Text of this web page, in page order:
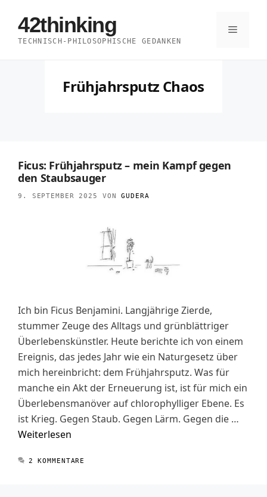
Inhalt
springen
42thinking
TECHNISCH-PHILOSOPHISCHE GEDANKEN
Menü
Frühjahrsputz Chaos
Ficus: Frühjahrsputz – mein Kampf gegen
den Staubsauger
9. SEPTEMBER 2025 VONGUDERA
Ich bin Ficus Benjamini. Langjährige Zierde,
stummer Zeuge des Alltags und grünblättriger
Überlebenskünstler. Heute berichte ich von einem
Ereignis, das jedes Jahr wie ein Naturgesetz über
mich hereinbricht: dem Frühjahrsputz. Was für
manche ein Akt der Erneuerung ist, ist für mich ein
Überlebensmanöver auf chlorophylliger Ebene. Es
ist Krieg. Gegen Staub. Gegen Lärm. Gegen die …
Weiterlesen
2 KOMMENTARE